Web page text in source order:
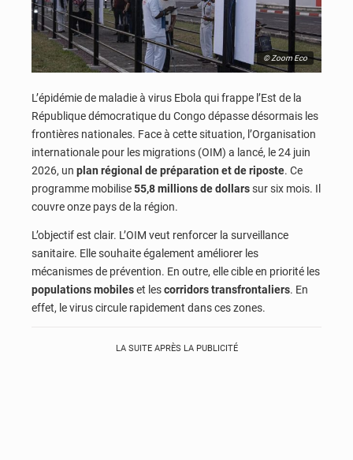
© Zoom Eco
L’épidémie de maladie à virus Ebola qui frappe l’Est de la
République démocratique du Congo dépasse désormais les
frontières nationales. Face à cette situation, l’Organisation
internationale pour les migrations (OIM) a lancé, le 24 juin
2026, un plan régional de préparation et de riposte. Ce
programme mobilise55,8 millions de dollarssur six mois. Il
couvre onze pays de la région.
L’objectif est clair. L’OIM veut renforcer la surveillance
sanitaire. Elle souhaite également améliorer les
mécanismes de prévention. En outre, elle cible en priorité les
populations mobileset lescorridors transfrontaliers. En
effet, le virus circule rapidement dans ces zones.
LA SUITE APRÈS LA PUBLICITÉ